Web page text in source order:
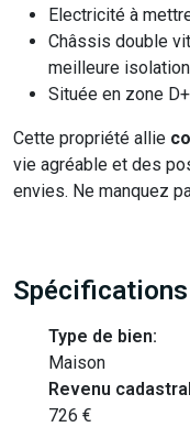
Electricité à
Châssis double
meilleure
Située en zone
Cette propriété allie
vie agréable et des
envies. Ne manquez
Spécifications
Type de bien:
Maison
Revenu
726 €